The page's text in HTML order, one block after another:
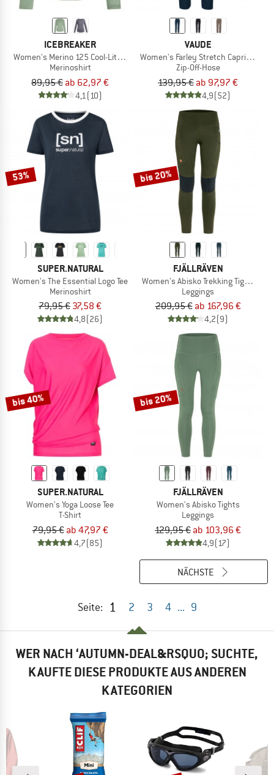
ICEBREAKER
Women's Merino 125 Cool-Lite Sphere III L/S Tee
Merinoshirt
89,95 € ab 62,97 €
4,1 (10)
VAUDE
Women's Farley Stretch Capri T-Zip
Zip-Off-Hose
139,95 € ab 97,97 €
4,9(52)
53%
SUPER.NATURAL
Women's The Essential Logo Tee
Merinoshirt
79,95 € 37,58 €
4,8(26)
bis 20%
FJÄLLRÄVEN
Women's Abisko Trekking Tights HD
Leggings
209,95 € ab 167,96 €
4,2(9)
bis 40%
SUPER.NATURAL
Women's Yoga Loose Tee
T-Shirt
79,95 € ab 47,97 €
4,7(85)
bis 20%
FJÄLLRÄVEN
Women's Abisko Tights
Leggings
129,95 € ab 103,96 €
4,9(17)
Seite: 1 2 3 4 ... 9
NÄCHSTE
WER NACH ‘AUTUMN-DEAL&RSQUO; SUCHTE,
KAUFTE DIESE PRODUKTE AUS ANDEREN
KATEGORIEN